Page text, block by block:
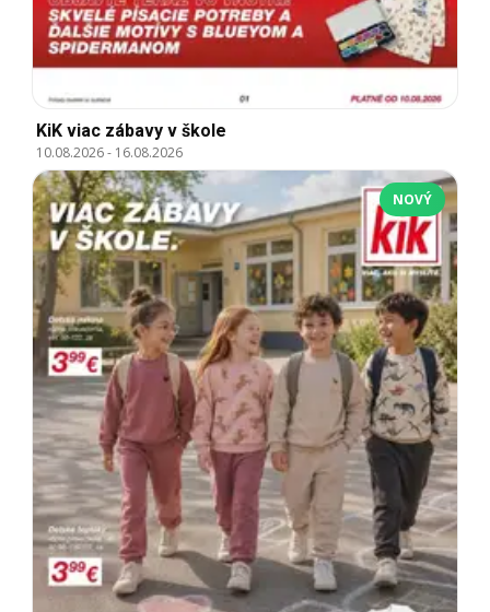
KiK viac zábavy v škole
10.08.2026- 16.08.2026
NOVÝ